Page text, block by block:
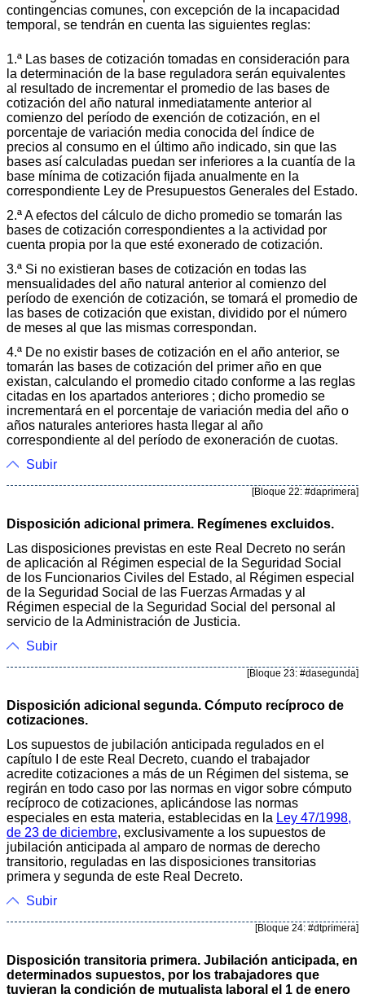
contingencias comunes, con excepción de la incapacidad
temporal, se tendrán en cuenta las siguientes reglas:
1.ª Las bases de cotización tomadas en consideración para
la determinación de la base reguladora serán equivalentes
al resultado de incrementar el promedio de las bases de
cotización del año natural inmediatamente anterior al
comienzo del período de exención de cotización, en el
porcentaje de variación media conocida del índice de
precios al consumo en el último año indicado, sin que las
bases así calculadas puedan ser inferiores a la cuantía de la
base mínima de cotización fijada anualmente en la
correspondiente Ley de Presupuestos Generales del Estado.
2.ª A efectos del cálculo de dicho promedio se tomarán las
bases de cotización correspondientes a la actividad por
cuenta propia por la que esté exonerado de cotización.
3.ª Si no existieran bases de cotización en todas las
mensualidades del año natural anterior al comienzo del
período de exención de cotización, se tomará el promedio de
las bases de cotización que existan, dividido por el número
de meses al que las mismas correspondan.
4.ª De no existir bases de cotización en el año anterior, se
tomarán las bases de cotización del primer año en que
existan, calculando el promedio citado conforme a las reglas
citadas en los apartados anteriores ; dicho promedio se
incrementará en el porcentaje de variación media del año o
años naturales anteriores hasta llegar al año
correspondiente al del período de exoneración de cuotas.
Subir
[Bloque 22: #daprimera]
Disposición adicional primera. Regímenes excluidos.
Las disposiciones previstas en este Real Decreto no serán
de aplicación al Régimen especial de la Seguridad Social
de los Funcionarios Civiles del Estado, al Régimen especial
de la Seguridad Social de las Fuerzas Armadas y al
Régimen especial de la Seguridad Social del personal al
servicio de la Administración de Justicia.
Subir
[Bloque 23: #dasegunda]
Disposición adicional segunda. Cómputo recíproco de
cotizaciones.
Los supuestos de jubilación anticipada regulados en el
capítulo I de este Real Decreto, cuando el trabajador
acredite cotizaciones a más de un Régimen del sistema, se
regirán en todo caso por las normas en vigor sobre cómputo
recíproco de cotizaciones, aplicándose las normas
especiales en esta materia, establecidas en la Ley 47/1998,
de 23 de diciembre, exclusivamente a los supuestos de
jubilación anticipada al amparo de normas de derecho
transitorio, reguladas en las disposiciones transitorias
primera y segunda de este Real Decreto.
Subir
[Bloque 24: #dtprimera]
Disposición transitoria primera. Jubilación anticipada, en
determinados supuestos, por los trabajadores que
tuvieran la condición de mutualista laboral el 1 de enero